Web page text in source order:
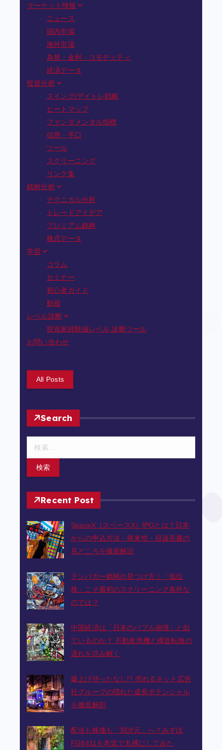
マーケット情報
ニュース
国内市場
海外市場
為替・金利・コモディティ
経済データ
投資分析
スイング/デイトレ戦略
ヒートマップ
ファンダメンタル指標
信用・手口
ツール
スクリーニング
リンク集
銘柄分析
テクニカル分析
トレードアイデア
プレミアム銘柄
株式データ
学習
コラム
セミナー
初心者ガイド
動画
レベル診断
投資家経験値レベル 診断ツール
お問い合わせ
All Posts
Search
Recent Post
SpaceX（スペースX）IPOとは？日本
からの申込方法・将来性・目論見書の
見どころを徹底解説
テンバガー銘柄の見つけ方｜「低位
株」こそ最初のスクリーニング条件な
のでは？
中国経済は「日本のバブル崩壊」と似
ているのか？ 不動産危機と構造転換の
遅れを読み解く
爆上げ待ったなし!? 売れるネット広告
社グループの隠れた成長ポテンシャル
を徹底解剖
配当も株価も「別次元」へ？みずほ
FG8411を本気で丸裸にしてみた